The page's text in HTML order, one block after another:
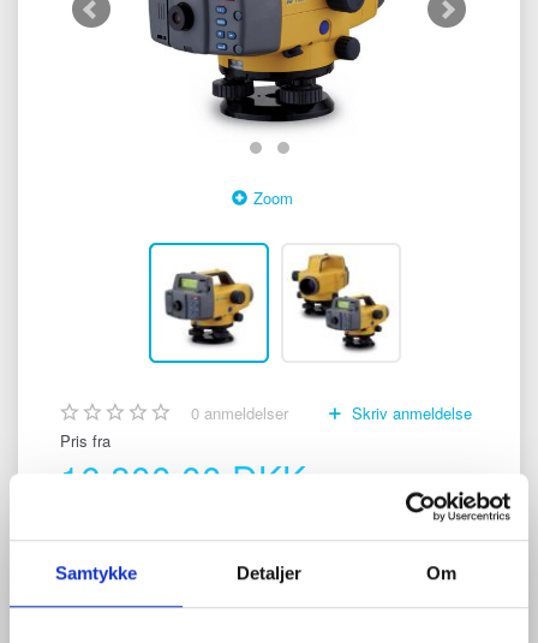
Samtykke Detaljer Om
Zoom
0 anmeldelser
Skriv anmeldelse
Pris fra
16.800,00 DKK
målinger under alle forhold med høj præcision.
0.6 mm / 0.8 mm præcision med Invar Stadie